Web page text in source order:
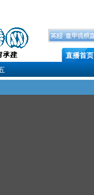
直播首页